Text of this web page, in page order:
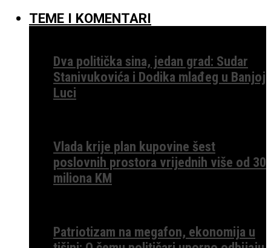
TEME I KOMENTARI
Dva politička sina, jedan grad: Sudar
Stanivukovića i Dodika mlađeg u Banjoj
Luci
Vlada krije plan kupovine šest
poslovnih prostora vrijednih više od 30
miliona KM
Patriotizam na megafon, ekonomija u